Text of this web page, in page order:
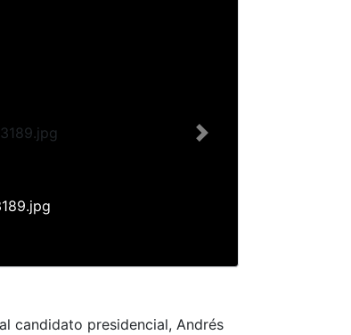
Next
candidato presidencial, Andrés